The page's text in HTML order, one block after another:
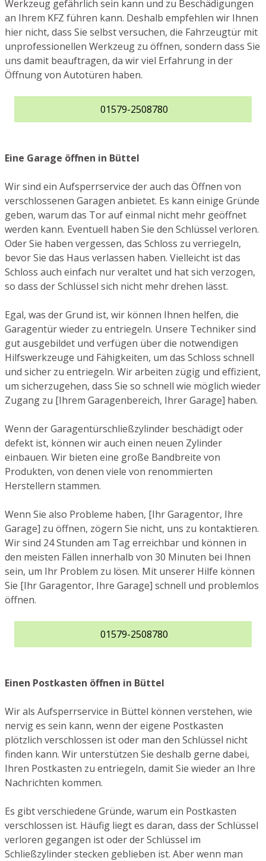
Werkzeug gefährlich sein kann und zu Beschädigungen
an Ihrem KFZ führen kann. Deshalb empfehlen wir Ihnen
hier nicht, dass Sie selbst versuchen, die Fahrzeugtür mit
unprofessionellen Werkzeug zu öffnen, sondern dass Sie
uns damit beauftragen, da wir viel Erfahrung in der
Öffnung von Autotüren haben.
01579-2508780
Eine Garage öffnen in Büttel
Wir sind ein Aufsperrservice der auch das Öffnen von
verschlossenen Garagen anbietet. Es kann einige Gründe
geben, warum das Tor auf einmal nicht mehr geöffnet
werden kann. Eventuell haben Sie den Schlüssel verloren.
Oder Sie haben vergessen, das Schloss zu verriegeln,
bevor Sie das Haus verlassen haben. Vielleicht ist das
Schloss auch einfach nur veraltet und hat sich verzogen,
so dass der Schlüssel sich nicht mehr drehen lässt.
Egal, was der Grund ist, wir können Ihnen helfen, die
Garagentür wieder zu entriegeln. Unsere Techniker sind
gut ausgebildet und verfügen über die notwendigen
Hilfswerkzeuge und Fähigkeiten, um das Schloss schnell
und sicher zu entriegeln. Wir arbeiten zügig und effizient,
um sicherzugehen, dass Sie so schnell wie möglich wieder
Zugang zu [Ihrem Garagenbereich, Ihrer Garage] haben.
Wenn der Garagentürschließzylinder beschädigt oder
defekt ist, können wir auch einen neuen Zylinder
einbauen. Wir bieten eine große Bandbreite von
Produkten, von denen viele von renommierten
Herstellern stammen.
Wenn Sie also Probleme haben, [Ihr Garagentor, Ihre
Garage] zu öffnen, zögern Sie nicht, uns zu kontaktieren.
Wir sind 24 Stunden am Tag erreichbar und können in
den meisten Fällen innerhalb von 30 Minuten bei Ihnen
sein, um Ihr Problem zu lösen. Mit unserer Hilfe können
Sie [Ihr Garagentor, Ihre Garage] schnell und problemlos
öffnen.
01579-2508780
Einen Postkasten öffnen in Büttel
Wir als Aufsperrservice in Büttel können verstehen, wie
nervig es sein kann, wenn der eigene Postkasten
plötzlich verschlossen ist oder man den Schlüssel nicht
finden kann. Wir unterstützen Sie deshalb gerne dabei,
Ihren Postkasten zu entriegeln, damit Sie wieder an Ihre
Nachrichten kommen.
Es gibt verschiedene Gründe, warum ein Postkasten
verschlossen ist. Häufig liegt es daran, dass der Schlüssel
verloren gegangen ist oder der Schlüssel im
Schließzylinder stecken geblieben ist. Aber wenn man